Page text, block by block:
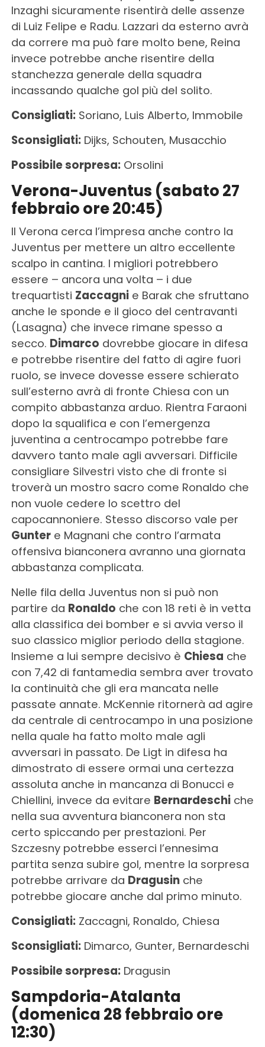
Inzaghi sicuramente risentirà delle assenze
di Luiz Felipe e Radu. Lazzari da esterno avrà
da correre ma può fare molto bene, Reina
invece potrebbe anche risentire della
stanchezza generale della squadra
incassando qualche gol più del solito.
Consigliati:Soriano, Luis Alberto, Immobile
Sconsigliati:Dijks, Schouten, Musacchio
Possibile sorpresa:Orsolini
Verona-Juventus (sabato 27
febbraio ore 20:45)
Il Verona cerca l’impresa anche contro la
Juventus per mettere un altro eccellente
scalpo in cantina. I migliori potrebbero
essere – ancora una volta – i due
trequartisti Zaccagnie Barak che sfruttano
anche le sponde e il gioco del centravanti
(Lasagna) che invece rimane spesso a
secco. Dimarco dovrebbe giocare in difesa
e potrebbe risentire del fatto di agire fuori
ruolo, se invece dovesse essere schierato
sull’esterno avrà di fronte Chiesa con un
compito abbastanza arduo. Rientra Faraoni
dopo la squalifica e con l’emergenza
juventina a centrocampo potrebbe fare
davvero tanto male agli avversari. Difficile
consigliare Silvestri visto che di fronte si
troverà un mostro sacro come Ronaldo che
non vuole cedere lo scettro del
capocannoniere. Stesso discorso vale per
Guntere Magnani che contro l’armata
offensiva bianconera avranno una giornata
abbastanza complicata.
Nelle fila della Juventus non si può non
partire da Ronaldo che con 18 reti è in vetta
alla classifica dei bomber e si avvia verso il
suo classico miglior periodo della stagione.
Insieme a lui sempre decisivo è Chiesa che
con 7,42 di fantamedia sembra aver trovato
la continuità che gli era mancata nelle
passate annate. McKennie ritornerà ad agire
da centrale di centrocampo in una posizione
nella quale ha fatto molto male agli
avversari in passato. De Ligt in difesa ha
dimostrato di essere ormai una certezza
assoluta anche in mancanza di Bonucci e
Chiellini, invece da evitare Bernardeschiche
nella sua avventura bianconera non sta
certo spiccando per prestazioni. Per
Szczesny potrebbe esserci l’ennesima
partita senza subire gol, mentre la sorpresa
potrebbe arrivare da Dragusinche
potrebbe giocare anche dal primo minuto.
Consigliati:Zaccagni, Ronaldo, Chiesa
Sconsigliati:Dimarco, Gunter, Bernardeschi
Possibile sorpresa:Dragusin
Sampdoria-Atalanta
(domenica 28 febbraio ore
12:30)